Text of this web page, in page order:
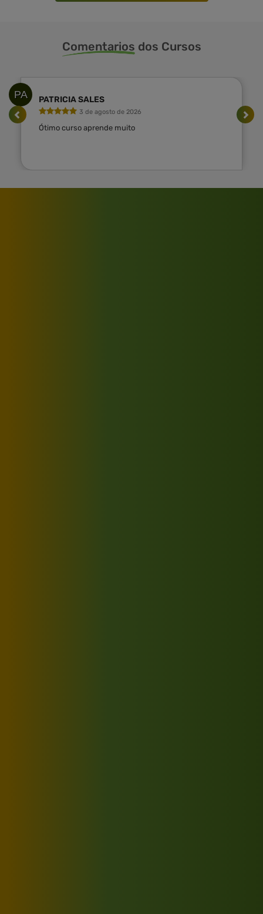
Comentarios dos Cursos
PA PATRICIA SALES
3 de agosto de 2026
Ótimo curso aprende muito